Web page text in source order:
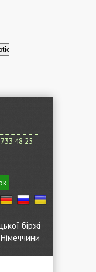
48 25
біржі